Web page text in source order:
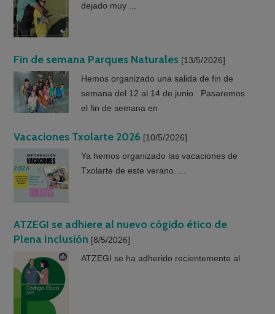
dejado muy ...
Fin de semana Parques Naturales [13/5/2026]
Hemos organizado una salida de fin de
semana del 12 al 14 de junio. Pasaremos
el fin de semana en
Vacaciones Txolarte 2026 [10/5/2026]
Ya hemos organizado las vacaciones de
Txolarte de este verano. ...
ATZEGI se adhiere al nuevo cógido ético de
Plena Inclusión [8/5/2026]
ATZEGI se ha adherido recientemente al